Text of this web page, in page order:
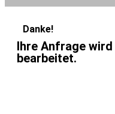
Danke!
Ihre Anfrage
bearbeitet.